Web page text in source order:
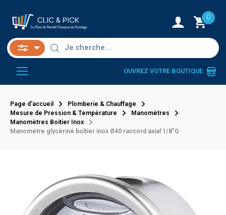
0
OUVREZ VOTRE BOUTIQUE
Page d'accueil
Plomberie & Chauffage
Mesure de Pression & Température
Manomètres
Manomètres Boitier Inox
Manomètre glycériné boîtier inox Ø40 raccord axial 1/8"G